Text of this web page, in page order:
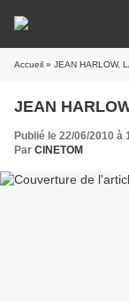
Accueil » JEAN HARLOW,
JEAN
Publié le 22/06/2010 à
Par CINETOM